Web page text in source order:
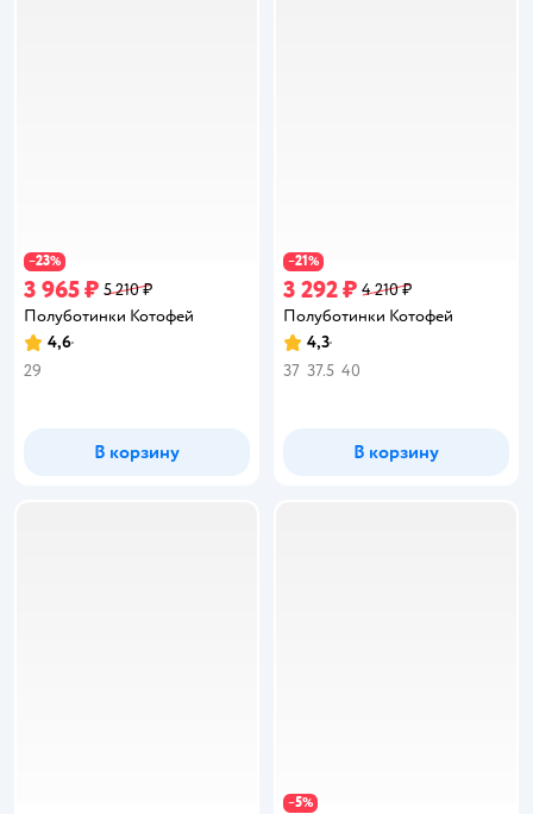
−23%
3 965 ₽ 5 210 ₽
Полуботинки Котофей
Рейтинг:
4,6
29
В корзину
−21%
3 292 ₽ 4 210 ₽
Полуботинки Котофей
Рейтинг:
4,3
37 37.5 40
В корзину
−5%